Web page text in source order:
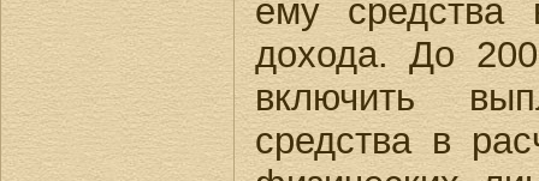
ему средства
дохода. До
включить
средства в